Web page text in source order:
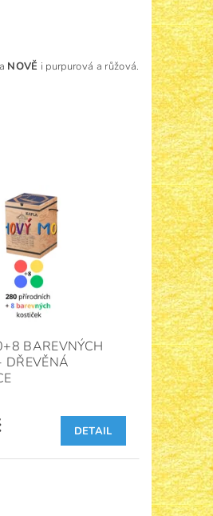
NOVĚ i purpurová a růžová.
BAREVNÝCH
DŘEVĚNÁ
DETAIL